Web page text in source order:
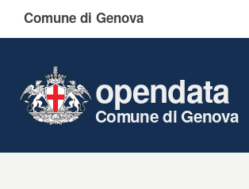
Comune di Genova
opendata
Comune di Genova